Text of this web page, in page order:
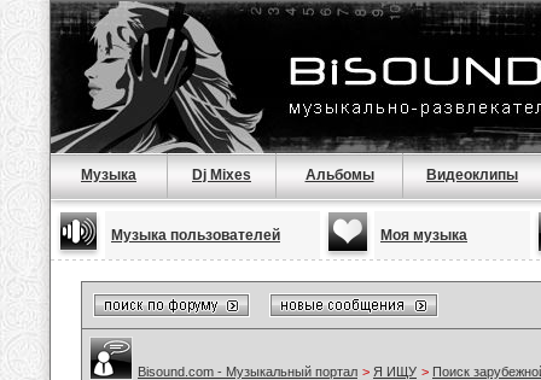
Музыка Dj Mixes Альбомы Видеоклипы
Музыка пользователей Моя музыка
Bisound.com - Музыкальный портал > Я ИЩУ > Поиск